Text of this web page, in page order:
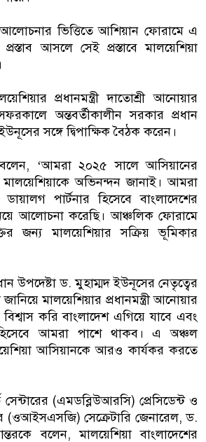
ভিত্তিতে আশিয়ান ফোরামে এ
আসলে সেই প্রস্তাবে মালয়েশিয়া
প্রধানমন্ত্রী দাতোশ্রী আনোয়ার
অন্তবর্তীকালীন সরকার প্রধান
সঙ্গে দ্বিপাক্ষিক বৈঠক করেন।
‘আমরা ২০২৫ সালে আসিয়ানের
অভিনন্দন জানাই। আমরা
পার্টনার হিসেবে বাংলাদেশের
আলোচনা করেছি। আঞ্চলিক ফোরামে
জন্য মালয়েশিয়ার সক্রিয় ভূমিকার
উপদেষ্টা ড. মুহাম্মদ ইউনূসের নেতৃত্বের
মালয়েশিয়ার প্রধানমন্ত্রী আনোয়ার
করি বাংলাদেশ এগিয়ে যাবে এবং
আমরা পাশে থাকব। এ অঞ্চল
আসিয়ানকে আরও কার্যকর করতে
সেন্টারের (এমডব্লিউআরসি) প্রেসিডেন্ট ও
(ওআইসএসজি) সেক্রেটারি জেনারেল, ড.
বলেন, মালয়েশিয়া বাংলাদেশের